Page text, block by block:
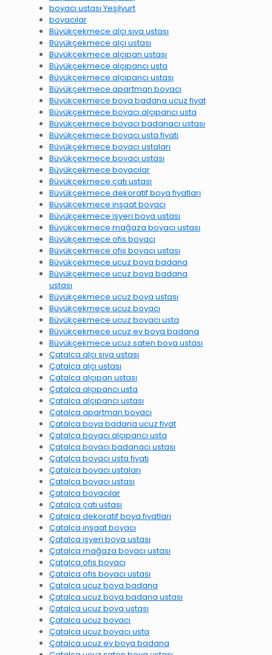
boyacı ustası Yeşilyurt
boyacılar
Büyükçekmece alçı sıva ustası
Büyükçekmece alçı ustası
Büyükçekmece alçıpan ustası
Büyükçekmece alçıpancı usta
Büyükçekmece alçıpancı ustası
Büyükçekmece apartman boyacı
Büyükçekmece boya badana ucuz fiyat
Büyükçekmece boyacı alçıpancı usta
Büyükçekmece boyacı badanacı ustası
Büyükçekmece boyacı usta fiyatı
Büyükçekmece boyacı ustaları
Büyükçekmece boyacı ustası
Büyükçekmece boyacılar
Büyükçekmece çatı ustası
Büyükçekmece dekoratif boya fiyatları
Büyükçekmece inşaat boyacı
Büyükçekmece işyeri boya ustası
Büyükçekmece mağaza boyacı ustası
Büyükçekmece ofis boyacı
Büyükçekmece ofis boyacı ustası
Büyükçekmece ucuz boya badana
Büyükçekmece ucuz boya badana
ustası
Büyükçekmece ucuz boya ustası
Büyükçekmece ucuz boyacı
Büyükçekmece ucuz boyacı usta
Büyükçekmece ucuz ev boya badana
Büyükçekmece ucuz saten boya ustası
Çatalca alçı sıva ustası
Çatalca alçı ustası
Çatalca alçıpan ustası
Çatalca alçıpancı usta
Çatalca alçıpancı ustası
Çatalca apartman boyacı
Çatalca boya badana ucuz fiyat
Çatalca boyacı alçıpancı usta
Çatalca boyacı badanacı ustası
Çatalca boyacı usta fiyatı
Çatalca boyacı ustaları
Çatalca boyacı ustası
Çatalca boyacılar
Çatalca çatı ustası
Çatalca dekoratif boya fiyatları
Çatalca inşaat boyacı
Çatalca işyeri boya ustası
Çatalca mağaza boyacı ustası
Çatalca ofis boyacı
Çatalca ofis boyacı ustası
Çatalca ucuz boya badana
Çatalca ucuz boya badana ustası
Çatalca ucuz boya ustası
Çatalca ucuz boyacı
Çatalca ucuz boyacı usta
Çatalca ucuz ev boya badana